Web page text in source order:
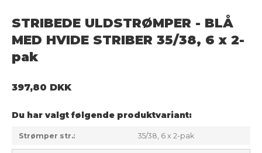
STRIBEDE ULDSTRØMPER - BLÅ
MED HVIDE STRIBER 35/38, 6 x 2-
pak
397,80 DKK
Du har valgt følgende produktvariant:
Strømper str.: 35/38, 6 x 2-pak